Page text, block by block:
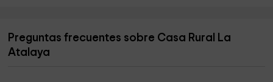
Preguntas frecuentes sobre Casa Rural La
Atalaya